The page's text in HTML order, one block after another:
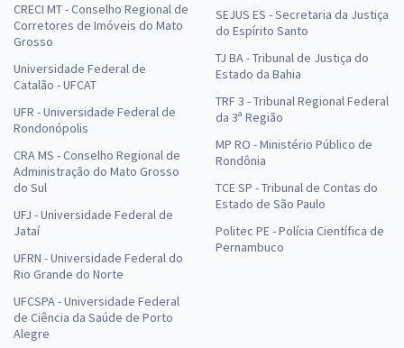
CRECI MT - Conselho Regional de
Corretores de Imóveis do Mato
Grosso
Universidade Federal de
Catalão - UFCAT
UFR - Universidade Federal de
Rondonópolis
CRA MS - Conselho Regional de
Administração do Mato Grosso
do Sul
UFJ - Universidade Federal de
Jataí
UFRN - Universidade Federal do
Rio Grande do Norte
UFCSPA - Universidade Federal
de Ciência da Saúde de Porto
Alegre
SEJUS ES - Secretaria da Justiça
do Espírito Santo
TJ BA - Tribunal de Justiça do
Estado da Bahia
TRF 3 - Tribunal Regional Federal
da 3ª Região
MP RO - Ministério Público de
Rondônia
TCE SP - Tribunal de Contas do
Estado de São Paulo
Politec PE - Polícia Científica de
Pernambuco